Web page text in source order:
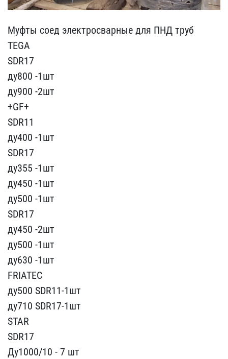
Муфты соед электросварны​е для ПНД труб
TEGA
SDR​17
ду800 -1шт
ду900 -2шт​
+GF+
SDR11
ду400 -1шт
S​DR17
ду355 -1шт
ду450 -1​шт
ду500 -1шт
SDR17
ду45​0 -2шт
ду500 -1шт
ду630 ​-1шт
FRIATEC
ду500 SDR11​-1шт
ду710 SDR17-1шт
ST​AR
SDR17
Ду1000/10 - 7​ шт